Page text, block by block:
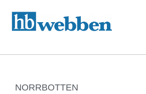
NORRBOTTEN